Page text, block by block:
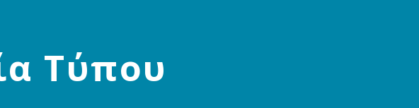
Τύπου